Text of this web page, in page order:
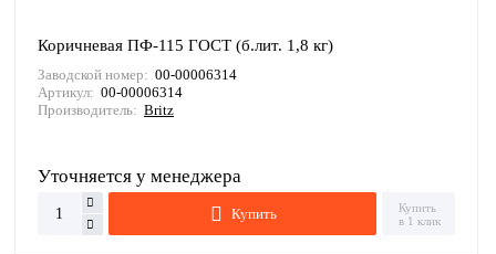
Коричневая ПФ-115 ГОСТ (б.лит. 1,8 кг)
Заводской номер: 00-00006314
Артикул: 00-00006314
Производитель: Britz
Уточняется у менеджера
Купить
Купить
в 1 клик